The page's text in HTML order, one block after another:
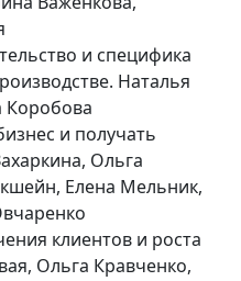
и специфика
Наталья
Коробова
и получать
Ольга
Елена Мельник,
клиентов и роста
Ольга Кравченко,